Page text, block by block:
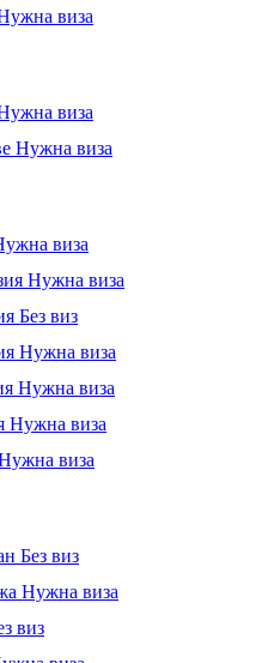
виза
виза
Нужна виза
виза
Нужна виза
Без виз
Нужна виза
Нужна виза
Нужна виза
виза
Без виз
Нужна виза
виз